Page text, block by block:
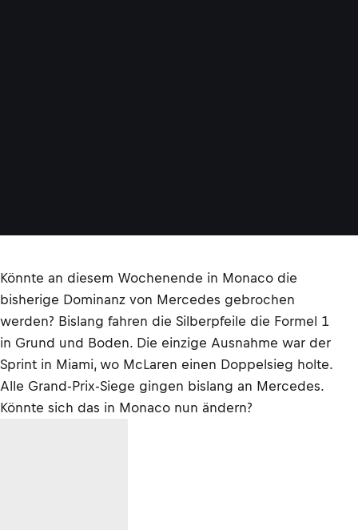
Könnte an diesem Wochenende in Monaco die
bisherige Dominanz von Mercedes gebrochen
werden? Bislang fahren die Silberpfeile die Formel 1
in Grund und Boden. Die einzige Ausnahme war der
Sprint in Miami, wo McLaren einen Doppelsieg holte.
Alle Grand-Prix-Siege gingen bislang an Mercedes.
Könnte sich das in Monaco nun ändern?